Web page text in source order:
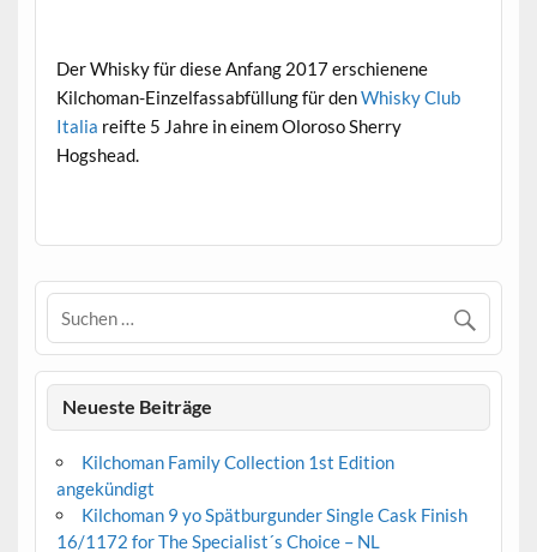
Der Whisky für diese Anfang 2017 erschienene
Kilchoman-Einzelfassabfüllung für denWhisky Club
Italia reifte 5 Jahre in einem Oloroso Sherry
Hogshead.
Neueste Beiträge
Kilchoman Family Collection 1st Edition
angekündigt
Kilchoman 9 yo Spätburgunder Single Cask Finish
16/1172 for The Specialist´s Choice – NL